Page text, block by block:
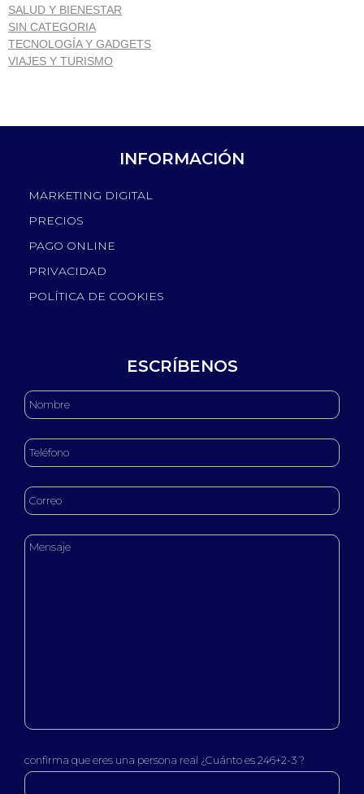
SALUD Y BIENESTAR
SIN CATEGORIA
TECNOLOGÍA Y GADGETS
VIAJES Y TURISMO
INFORMACIÓN
MARKETING DIGITAL
PRECIOS
PAGO ONLINE
PRIVACIDAD
POLÍTICA DE COOKIES
ESCRÍBENOS
confirma que eres una persona real ¿Cuánto es 246+2-3 ?